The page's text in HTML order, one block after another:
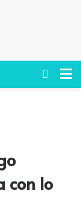
Cerca
con lo